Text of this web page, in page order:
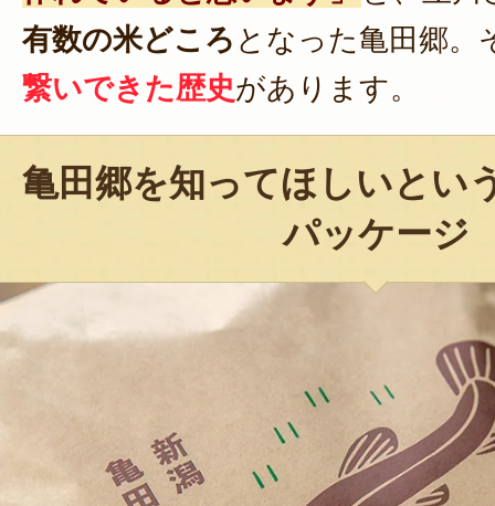
有数の米どころ となった亀田郷。
繋いできた歴史があります。
亀田郷を知ってほしいとい
パッケージ